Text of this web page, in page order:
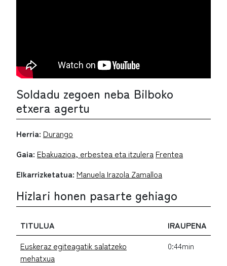
Soldadu zegoen neba Bilboko
etxera agertu
Herria: Durango
Gaia: Ebakuazioa, erbestea eta itzulera Frentea
Elkarrizketatua: Manuela Irazola Zamalloa
Hizlari honen pasarte gehiago
TITULUA
IRAUPENA
Euskeraz egiteagatik salatzeko
mehatxua
0:44min